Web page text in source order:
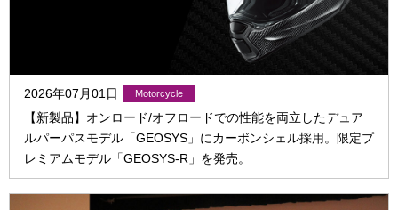
2026年07月01日
【新製品】オンロード/オフロードでの性能を両立したデュア
ルパーパスモデル「GEOSYS」にカーボンシェル採用。限定プ
レミアムモデル「GEOSYS-R」を発売。